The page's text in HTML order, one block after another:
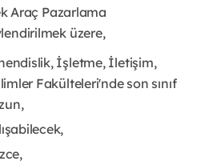
Araç Pazarlama
üzere,
İşletme, İletişim,
Fakülteleri'nde son sınıf